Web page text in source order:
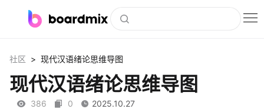
社区资源
下载
社区 > 现代汉语绪论思维导图
现代汉语绪论思维导图
386 0 2025.10.27